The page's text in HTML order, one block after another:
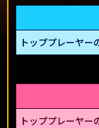
トッププレーヤー
トッププレーヤ